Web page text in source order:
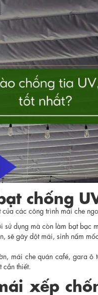
chống
của các công trình mái che
dụng mà còn làm bạt bạc
sẽ gây dột mái, sinh nấm
mái che quán café, gara
thiết.
xếp